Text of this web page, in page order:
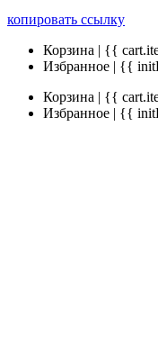
копировать ссылку
Корзина | {{
Избранное | {{
Корзина | {{
Избранное | {{